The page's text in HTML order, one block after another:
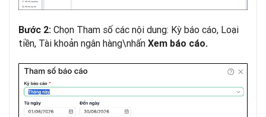
Bước 2: Chọn Tham số các nội dung: Kỳ báo cáo, Loại
tiền, Tài khoản ngân hàng\nhấn Xem báo cáo.